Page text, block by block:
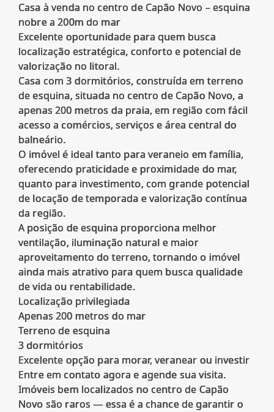
Casa à venda no centro de Capão Novo – esquina
nobre a 200m do mar
Excelente oportunidade para quem busca
localização estratégica, conforto e potencial de
valorização no litoral.
Casa com 3 dormitórios, construída em terreno
de esquina, situada no centro de Capão Novo, a
apenas 200 metros da praia, em região com fácil
acesso a comércios, serviços e área central do
balneário.
O imóvel é ideal tanto para veraneio em família,
oferecendo praticidade e proximidade do mar,
quanto para investimento, com grande potencial
de locação de temporada e valorização contínua
da região.
A posição de esquina proporciona melhor
ventilação, iluminação natural e maior
aproveitamento do terreno, tornando o imóvel
ainda mais atrativo para quem busca qualidade
de vida ou rentabilidade.
Localização privilegiada
Apenas 200 metros do mar
Terreno de esquina
3 dormitórios
Excelente opção para morar, veranear ou investir
Entre em contato agora e agende sua visita.
Imóveis bem localizados no centro de Capão
Novo são raros — essa é a chance de garantir o